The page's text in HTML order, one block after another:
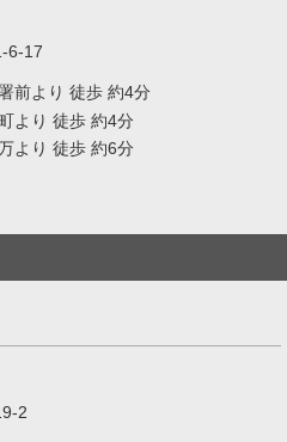
6-17
前より 徒歩 約4分
より 徒歩 約4分
より 徒歩 約6分
2